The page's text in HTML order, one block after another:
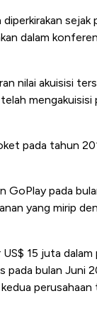
dalam
nilai akuisisi
pada tahun
GoPlay pada
yang mirip
15 juta
bulan Juni
Harga